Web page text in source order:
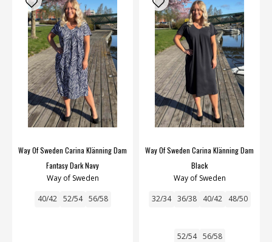
Way Of Sweden Carina Klänning Dam
Fantasy Dark Navy
Way of Sweden
40/42 52/54 56/58
Way Of Sweden Carina Klänning Dam
Black
Way of Sweden
32/34 36/38 40/42 48/50
52/54 56/58